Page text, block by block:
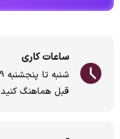
ساعات کاری
قبل هماهنگ کنید